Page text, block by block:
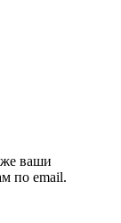
ваши
по email.